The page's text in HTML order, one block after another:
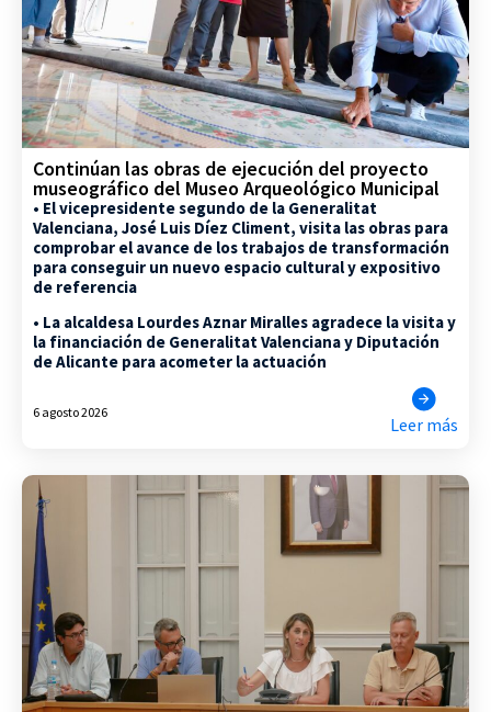
Continúan las obras de ejecución del proyecto
museográfico del Museo Arqueológico Municipal
• El vicepresidente segundo de la Generalitat
Valenciana, José Luis Díez Climent, visita las obras para
comprobar el avance de los trabajos de transformación
para conseguir un nuevo espacio cultural y expositivo
de referencia
• La alcaldesa Lourdes Aznar Miralles agradece la visita y
la financiación de Generalitat Valenciana y Diputación
de Alicante para acometer la actuación
6 agosto 2026
Leer más